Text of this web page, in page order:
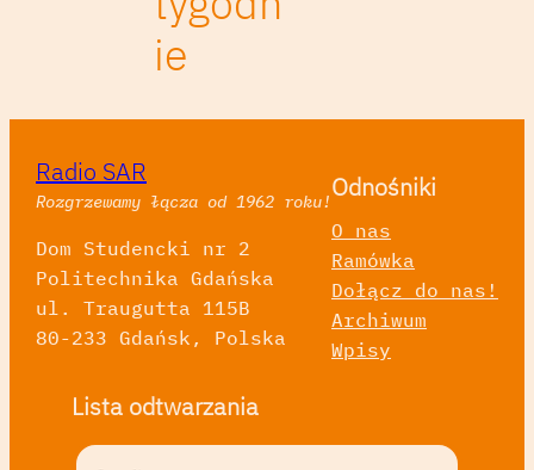
ie
Radio SAR
Rozgrzewamy łącza od 1962 roku!
Dom Studencki nr 2
Politechnika Gdańska
ul. Traugutta 115B
80-233 Gdańsk, Polska
Odnośniki
O nas
Ramówka
Dołącz do nas!
Archiwum
Wpisy
Lista odtwarzania